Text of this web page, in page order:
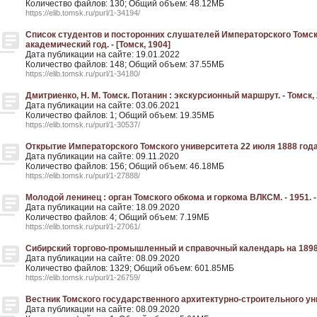
Количество файлов: 130; Общий объем: 48.12МБ
https://elib.tomsk.ru/purl/1-34194/
Список студентов и посторонних слушателей Императорского
академический год. - [Томск, 1904]
Дата публикации на сайте: 19.01.2022
Количество файлов: 148; Общий объем: 37.55МБ
https://elib.tomsk.ru/purl/1-34180/
Дмитриенко, Н. М. Томск. Потанин : экскурсионный маршрут. - Томск,
Дата публикации на сайте: 03.06.2021
Количество файлов: 1; Общий объем: 19.35МБ
https://elib.tomsk.ru/purl/1-30537/
Открытие Императорского Томского университета 22 июля 1888
Дата публикации на сайте: 09.11.2020
Количество файлов: 156; Общий объем: 46.18МБ
https://elib.tomsk.ru/purl/1-27888/
Молодой ленинец : орган Томского обкома и горкома ВЛКСМ. -
Дата публикации на сайте: 18.09.2020
Количество файлов: 4; Общий объем: 7.19МБ
https://elib.tomsk.ru/purl/1-27061/
Сибирский торгово-промышленный и справочный календарь на
Дата публикации на сайте: 08.09.2020
Количество файлов: 1329; Общий объем: 601.85МБ
https://elib.tomsk.ru/purl/1-26759/
Вестник Томского государственного архитектурно-строительного
Дата публикации на сайте: 08.09.2020